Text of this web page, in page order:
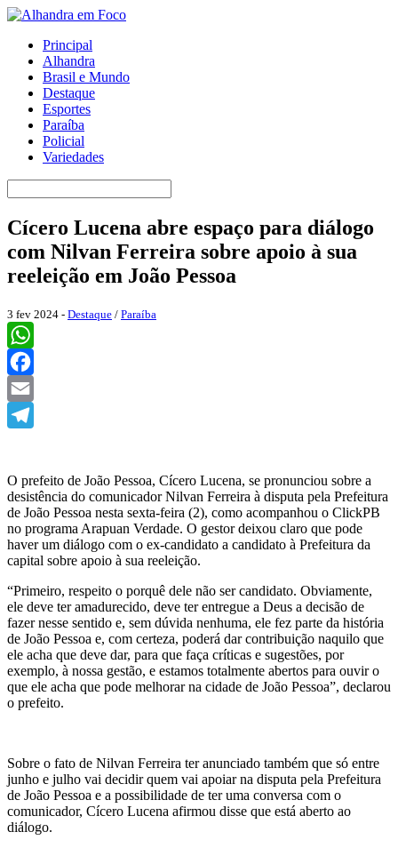
Principal
Alhandra
Brasil e Mundo
Destaque
Esportes
Paraíba
Policial
Variedades
Cícero Lucena abre espaço para diálogo
com Nilvan Ferreira sobre apoio à sua
reeleição em João Pessoa
3 fev 2024 - Destaque / Paraíba
WhatsApp
Facebook
Email
O prefeito de João Pessoa, Cícero Lucena, se pronunciou sobre a
desistência do comunicador Nilvan Ferreira à disputa pela Prefeitura
de João Pessoa nesta sexta-feira (2), como acompanhou o ClickPB
no programa Arapuan Verdade. O gestor deixou claro que pode
haver um diálogo com o ex-candidato a candidato à Prefeitura da
capital sobre apoio à sua reeleição.
“Primeiro, respeito o porquê dele não ser candidato. Obviamente,
ele deve ter amadurecido, deve ter entregue a Deus a decisão de
fazer nesse sentido e, sem dúvida nenhuma, ele fez parte da história
de João Pessoa e, com certeza, poderá dar contribuição naquilo que
ele acha que deve dar, para que faça críticas e sugestões, por
exemplo, à nossa gestão, e estamos totalmente abertos para ouvir o
que ele acha que pode melhorar na cidade de João Pessoa”, declarou
o prefeito.
Sobre o fato de Nilvan Ferreira ter anunciado também que só entre
junho e julho vai decidir quem vai apoiar na disputa pela Prefeitura
de João Pessoa e a possibilidade de ter uma conversa com o
comunicador, Cícero Lucena afirmou disse que está aberto ao
diálogo.